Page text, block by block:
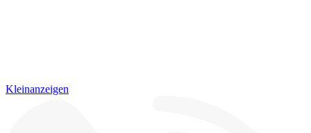
Kleinanzeigen